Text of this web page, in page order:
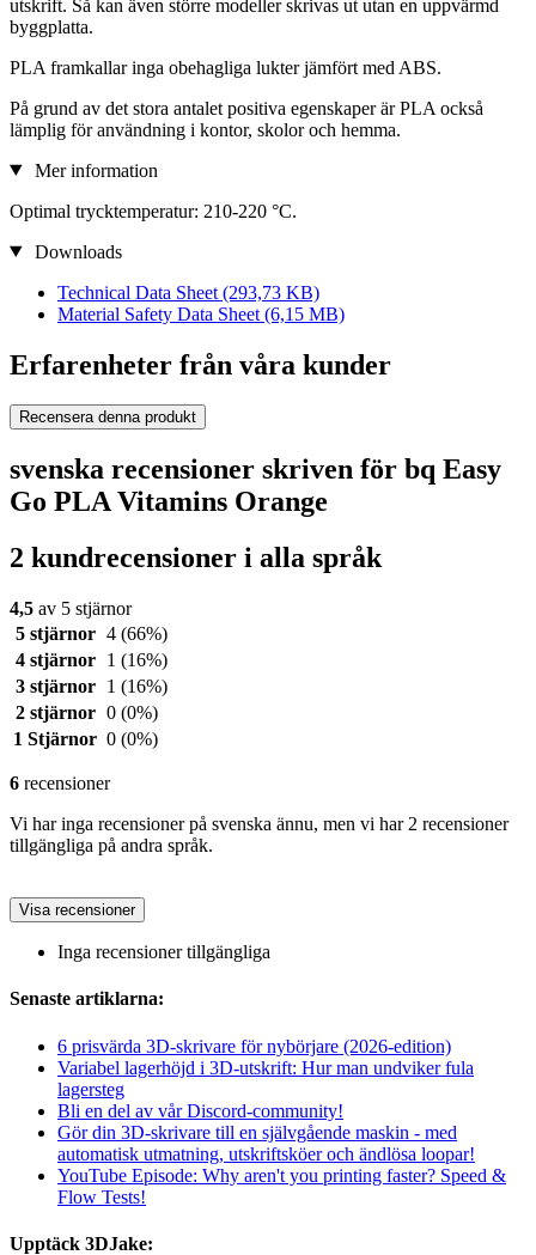
utskrift. Så kan även större modeller skrivas ut utan en uppvärmd
byggplatta.
PLA framkallar inga obehagliga lukter jämfört med ABS.
På grund av det stora antalet positiva egenskaper är PLA också
lämplig för användning i kontor, skolor och hemma.
Mer information
Optimal trycktemperatur: 210-220 °C.
Downloads
Technical Data Sheet (293,73 KB)
Material Safety Data Sheet (6,15 MB)
Erfarenheter från våra kunder
Recensera denna produkt
svenska recensioner skriven för bq Easy
Go PLA Vitamins Orange
2 kundrecensioner i alla språk
4,5 av 5 stjärnor
5 stjärnor 4 (66%)
4 stjärnor
1 (16%)
3 stjärnor
1 (16%)
2 stjärnor 0 (0%)
1 Stjärnor 0 (0%)
6 recensioner
Vi har inga recensioner på svenska ännu, men vi har 2 recensioner
tillgängliga på andra språk.
Visa recensioner
Inga recensioner tillgängliga
Senaste artiklarna:
6 prisvärda 3D-skrivare för nybörjare (2026-edition)
Variabel lagerhöjd i 3D-utskrift: Hur man undviker fula
lagersteg
Bli en del av vår Discord-community!
Gör din 3D-skrivare till en självgående maskin - med
automatisk utmatning, utskriftsköer och ändlösa loopar!
YouTube Episode: Why aren't you printing faster? Speed &
Flow Tests!
Upptäck 3DJake: